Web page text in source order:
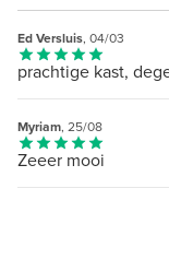
Ed Versluis, 04/03
prachtige kast,
Myriam, 25/08
Zeeer mooi